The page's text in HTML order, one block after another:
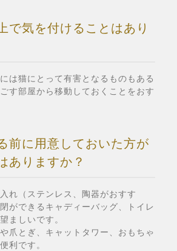
で気を付けることはあり
は猫にとって有害となるものもある
す部屋から移動しておくことをおす
前に用意しておいた方が
ありますか？
れ（ステンレス、陶器がおすす
ができるキャディーバッグ、トイレ
ましいです。
爪とぎ、キャットタワー、おもちゃ
利です。